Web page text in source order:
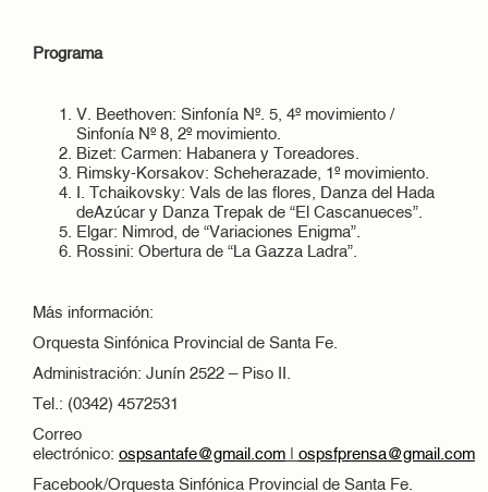
Programa
V. Beethoven: Sinfonía Nº. 5, 4º movimiento /
Sinfonía Nº 8, 2º movimiento.
Bizet: Carmen: Habanera y Toreadores.
Rimsky-Korsakov: Scheherazade, 1º movimiento.
I. Tchaikovsky: Vals de las flores, Danza del Hada
deAzúcar y Danza Trepak de “El Cascanueces”.
Elgar: Nimrod, de “Variaciones Enigma”.
Rossini: Obertura de “La Gazza Ladra”.
Más información:
Orquesta Sinfónica Provincial de Santa Fe.
Administración: Junín 2522 – Piso II.
Tel.: (0342) 4572531
Correo
electrónico: ospsantafe@gmail.com | ospsfprensa@gmail.com
Facebook/Orquesta Sinfónica Provincial de Santa Fe.